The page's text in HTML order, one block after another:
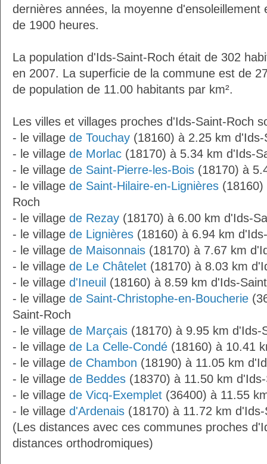
dernières années, la moyenne d'ensoleillement
de 1900 heures.
La population d'Ids-Saint-Roch était de 302
en 2007. La superficie de la commune est de
de population de 11.00 habitants par km².
Les villes et villages proches d'Ids-Saint-Roch
- le village de Touchay (18160) à 2.25 km d'Ids-
- le village de Morlac (18170) à 5.34 km d'Ids-
- le village de Saint-Pierre-les-Bois (18170) à
- le village de Saint-Hilaire-en-Lignières
Roch
- le village de Rezay (18170) à 6.00 km d'Ids-
- le village de Lignières (18160) à 6.94 km
- le village de Maisonnais (18170) à 7.67 km
- le village de Le Châtelet (18170) à 8.03 km
- le village d'Ineuil (18160) à 8.59 km d'Ids-
- le village de Saint-Christophe-en-Boucherie
Saint-Roch
- le village de Marçais (18170) à 9.95 km d'Ids-
- le village de La Celle-Condé (18160) à 10.41
- le village de Chambon (18190) à 11.05 km
- le village de Beddes (18370) à 11.50 km
- le village de Vicq-Exemplet (36400) à 11.55
- le village d'Ardenais (18170) à 11.72 km
(Les distances avec ces communes proches
distances orthodromiques)